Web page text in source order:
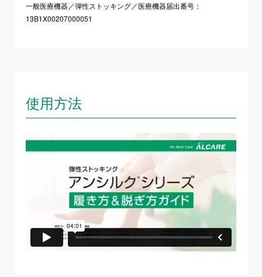
一般医療機器／弾性ストッキング／医療機器届出番号：
13B1X00207000051
使用方法